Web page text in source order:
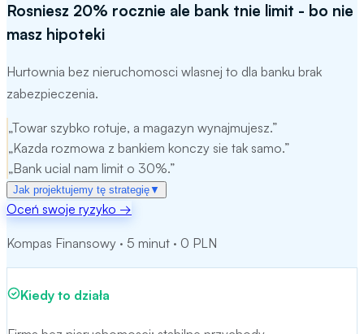
Rosniesz 20% rocznie ale bank tnie limit - bo nie
masz hipoteki
Hurtownia bez nieruchomosci wlasnej to dla banku brak
zabezpieczenia.
„Towar szybko rotuje, a magazyn wynajmujesz.”
„Kazda rozmowa z bankiem konczy sie tak samo.”
„Bank ucial nam limit o 30%.”
Jak projektujemy tę strategię▼
Mechanizm: Gwarancja BGK de minimis zastepuje hipoteke.
Oceń swoje ryzyko →
Kompas Finansowy · 5 minut · 0 PLN
Kiedy to działa